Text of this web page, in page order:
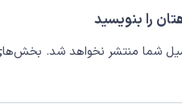
را بنویسید
شما منتشر نخواهد شد. بخش‌های